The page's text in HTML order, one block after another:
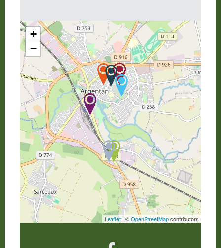
+
−
Leaflet | ©OpenStreetMapcontributors